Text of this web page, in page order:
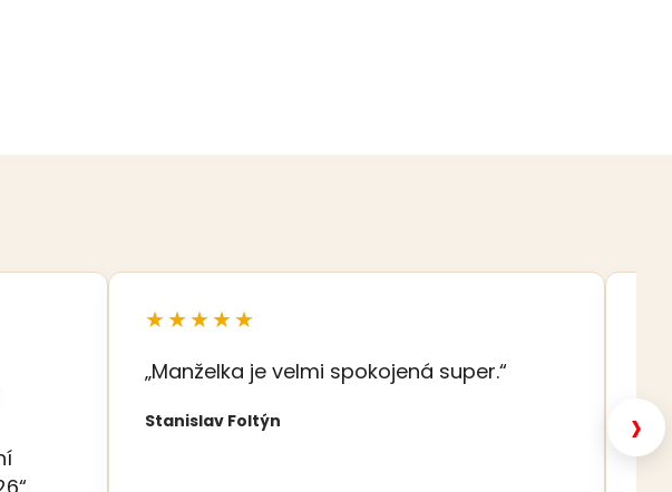
★★★★★
„Manželka je velmi spokojená super.“
Stanislav Foltýn ›